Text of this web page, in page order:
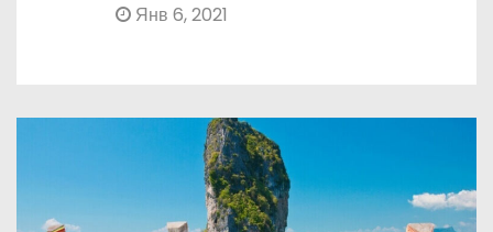
Янв 6, 2021